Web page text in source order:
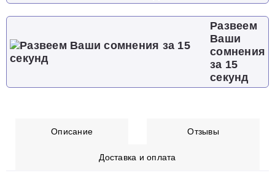
Развеем
Ваши
сомнения
за 15
секунд
Описание Отзывы
Доставка и оплата